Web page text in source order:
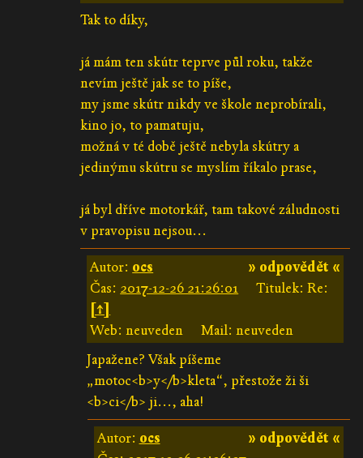
Tak to díky,
já mám ten skútr teprve půl roku, takže
nevím ještě jak se to píše,
my jsme skútr nikdy ve škole neprobírali,
kino jo, to pamatuju,
možná v té době ještě nebyla skútry a
jedinýmu skútru se myslím říkalo prase,
já byl dříve motorkář, tam takové záludnosti
v pravopisu nejsou...
» odpovědět «
Autor: ocs
Čas: 2017-12-26 21:26:01
Titulek: Re:
[↑]
Web: neuveden
Mail: neuveden
Japažene? Však píšeme
„motoc<b>y</b>kleta“, přestože ži ši
<b>ci</b> ji..., aha!
» odpovědět «
Autor: ocs